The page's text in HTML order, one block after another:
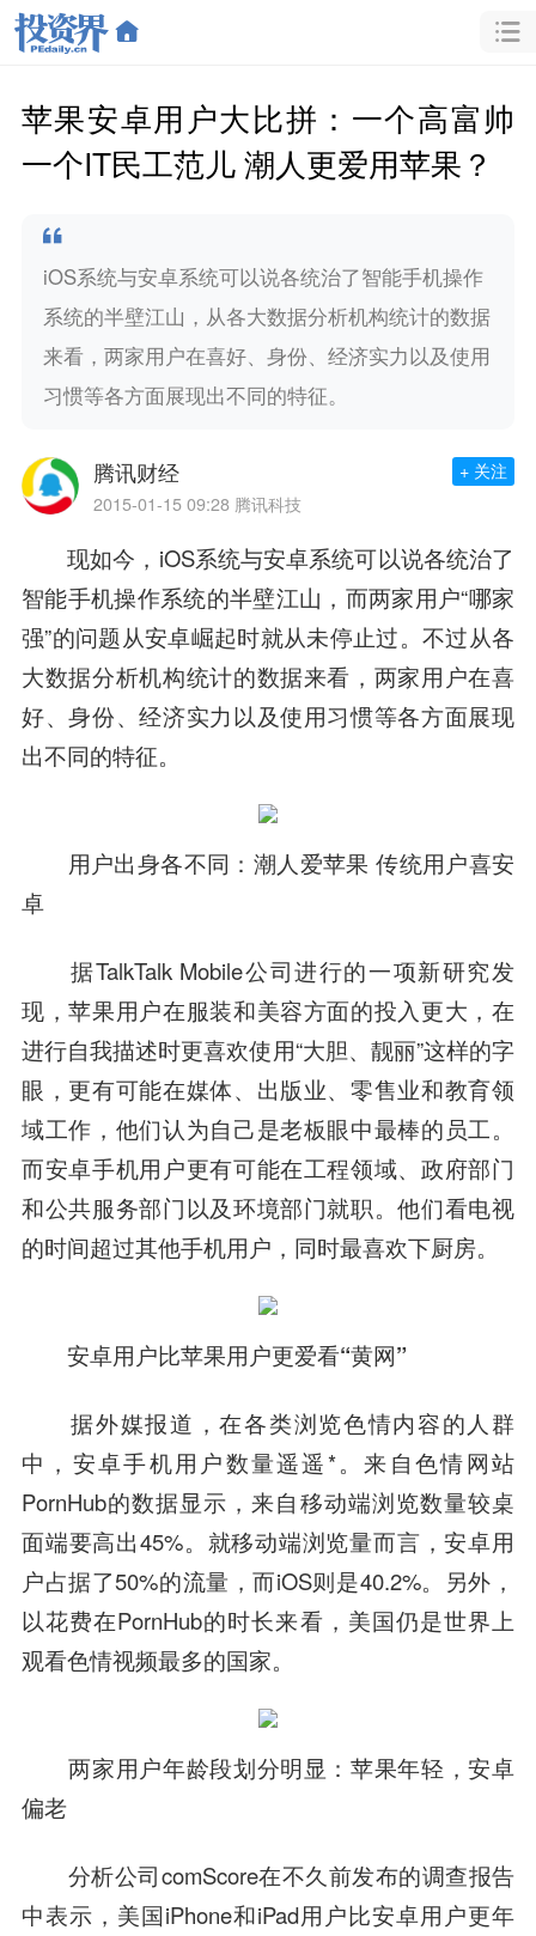
苹果安卓用户大比拼：一个高富帅
一个IT民工范儿 潮人更爱用苹果？
iOS系统与安卓系统可以说各统治了智能手机操作
系统的半壁江山，从各大数据分析机构统计的数据
来看，两家用户在喜好、身份、经济实力以及使用
习惯等各方面展现出不同的特征。
腾讯财经
2015-01-15 09:28 腾讯科技
+ 关注
现如今，iOS系统与安卓系统可以说各统治了
智能手机操作系统的半壁江山，而两家用户“哪家
强”的问题从安卓崛起时就从未停止过。不过从各
大数据分析机构统计的数据来看，两家用户在喜
好、身份、经济实力以及使用习惯等各方面展现
出不同的特征。
用户出身各不同：潮人爱苹果 传统用户喜安
卓
据TalkTalk Mobile公司进行的一项新研究发
现，苹果用户在服装和美容方面的投入更大，在
进行自我描述时更喜欢使用“大胆、靓丽”这样的字
眼，更有可能在媒体、出版业、零售业和教育领
域工作，他们认为自己是老板眼中最棒的员工。
而安卓手机用户更有可能在工程领域、政府部门
和公共服务部门以及环境部门就职。他们看电视
的时间超过其他手机用户，同时最喜欢下厨房。
安卓用户比苹果用户更爱看“黄网”
据外媒报道，在各类浏览色情内容的人群
中，安卓手机用户数量遥遥*。来自色情网站
PornHub的数据显示，来自移动端浏览数量较桌
面端要高出45%。就移动端浏览量而言，安卓用
户占据了50%的流量，而iOS则是40.2%。另外，
以花费在PornHub的时长来看，美国仍是世界上
观看色情视频最多的国家。
两家用户年龄段划分明显：苹果年轻，安卓
偏老
分析公司comScore在不久前发布的调查报告
中表示，美国iPhone和iPad用户比安卓用户更年